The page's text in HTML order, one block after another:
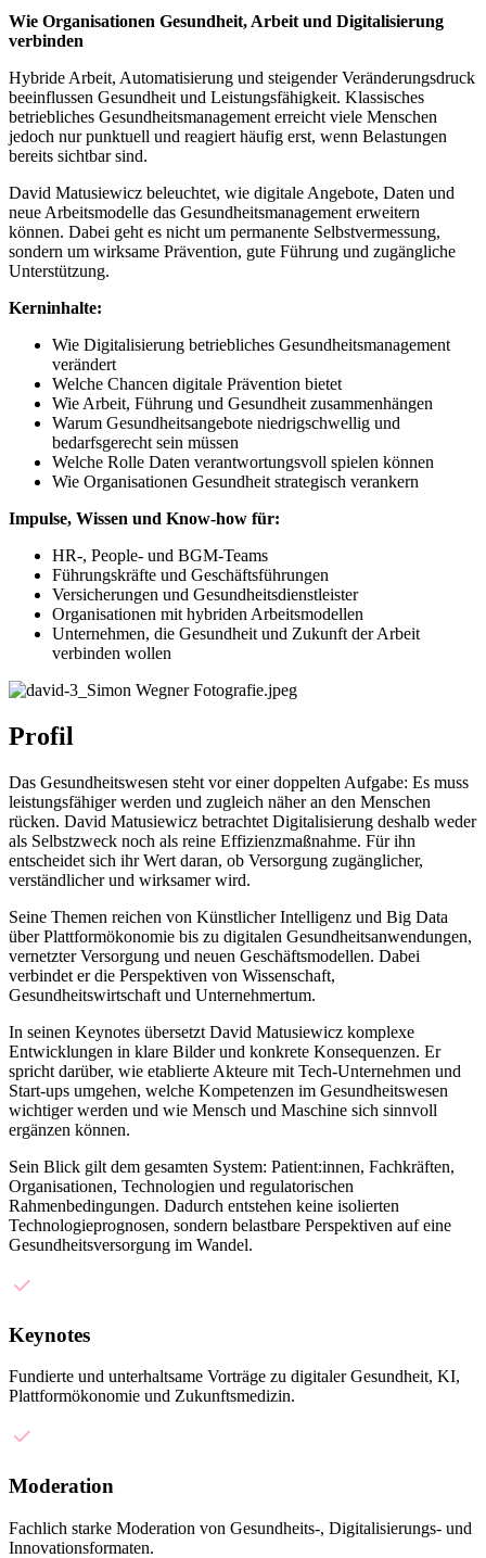
Wie Organisationen Gesundheit, Arbeit und Digitalisierung
verbinden
Hybride Arbeit, Automatisierung und steigender Veränderungsdruck
beeinflussen Gesundheit und Leistungsfähigkeit. Klassisches
betriebliches Gesundheitsmanagement erreicht viele Menschen
jedoch nur punktuell und reagiert häufig erst, wenn Belastungen
bereits sichtbar sind.
David Matusiewicz beleuchtet, wie digitale Angebote, Daten und
neue Arbeitsmodelle das Gesundheitsmanagement erweitern
können. Dabei geht es nicht um permanente Selbstvermessung,
sondern um wirksame Prävention, gute Führung und zugängliche
Unterstützung.
Kerninhalte:
Wie Digitalisierung betriebliches Gesundheitsmanagement
verändert
Welche Chancen digitale Prävention bietet
Wie Arbeit, Führung und Gesundheit zusammenhängen
Warum Gesundheitsangebote niedrigschwellig und
bedarfsgerecht sein müssen
Welche Rolle Daten verantwortungsvoll spielen können
Wie Organisationen Gesundheit strategisch verankern
Impulse, Wissen und Know-how für:
HR-, People- und BGM-Teams
Führungskräfte und Geschäftsführungen
Versicherungen und Gesundheitsdienstleister
Organisationen mit hybriden Arbeitsmodellen
Unternehmen, die Gesundheit und Zukunft der Arbeit
verbinden wollen
Profil
Das Gesundheitswesen steht vor einer doppelten Aufgabe: Es muss
leistungsfähiger werden und zugleich näher an den Menschen
rücken. David Matusiewicz betrachtet Digitalisierung deshalb weder
als Selbstzweck noch als reine Effizienzmaßnahme. Für ihn
entscheidet sich ihr Wert daran, ob Versorgung zugänglicher,
verständlicher und wirksamer wird.
Seine Themen reichen von Künstlicher Intelligenz und Big Data
über Plattformökonomie bis zu digitalen Gesundheitsanwendungen,
vernetzter Versorgung und neuen Geschäftsmodellen. Dabei
verbindet er die Perspektiven von Wissenschaft,
Gesundheitswirtschaft und Unternehmertum.
In seinen Keynotes übersetzt David Matusiewicz komplexe
Entwicklungen in klare Bilder und konkrete Konsequenzen. Er
spricht darüber, wie etablierte Akteure mit Tech-Unternehmen und
Start-ups umgehen, welche Kompetenzen im Gesundheitswesen
wichtiger werden und wie Mensch und Maschine sich sinnvoll
ergänzen können.
Sein Blick gilt dem gesamten System: Patient:innen, Fachkräften,
Organisationen, Technologien und regulatorischen
Rahmenbedingungen. Dadurch entstehen keine isolierten
Technologieprognosen, sondern belastbare Perspektiven auf eine
Gesundheitsversorgung im Wandel.
Keynotes
Fundierte und unterhaltsame Vorträge zu digitaler Gesundheit, KI,
Plattformökonomie und Zukunftsmedizin.
Moderation
Fachlich starke Moderation von Gesundheits-, Digitalisierungs- und
Innovationsformaten.